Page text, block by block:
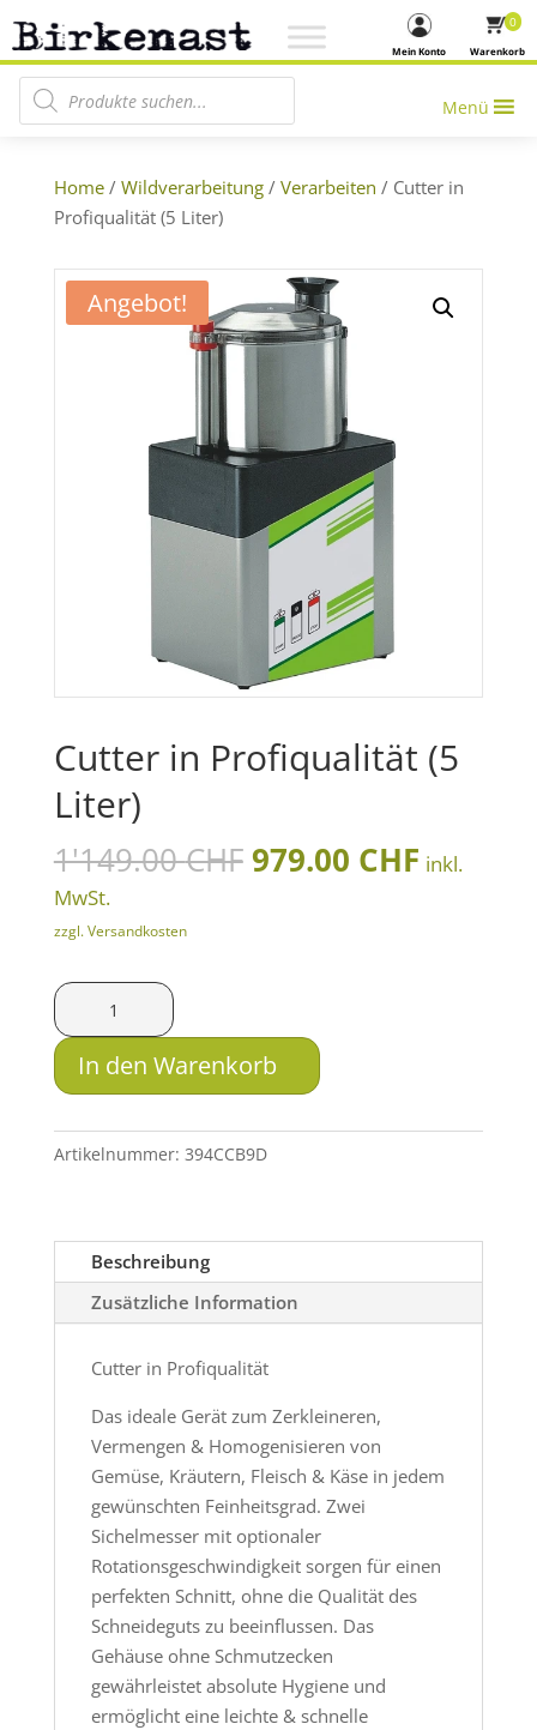
Warenkorb
0
Mein Konto
Products search
Menü
Home/ Wildverarbeitung/ Verarbeiten / Cutter in
Profiqualität (5 Liter)
Angebot!
Cutter in Profiqualität (5
Liter)
1'149.00CHF Ursprünglicher
979.00 CHF inkl.
MwSt.
zzgl. Versandkosten
Cutter
in
Profiqualität
(5
Menge
In den Warenkorb
Artikelnummer: 394CCB9D
Beschreibung
Zusätzliche Information
Cutter in Profiqualität
Das ideale Gerät zum Zerkleineren,
Vermengen & Homogenisieren von
Gemüse, Kräutern, Fleisch & Käse in jedem
gewünschten Feinheitsgrad. Zwei
Sichelmesser mit optionaler
Rotationsgeschwindigkeit sorgen für einen
perfekten Schnitt, ohne die Qualität des
Schneideguts zu beeinflussen. Das
Gehäuse ohne Schmutzecken
gewährleistet absolute Hygiene und
ermöglicht eine leichte & schnelle